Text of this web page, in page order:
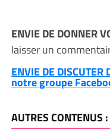
ENVIE DE DONNER
laisser un
ENVIE DE
notre groupe
AUTRES CONTENUS